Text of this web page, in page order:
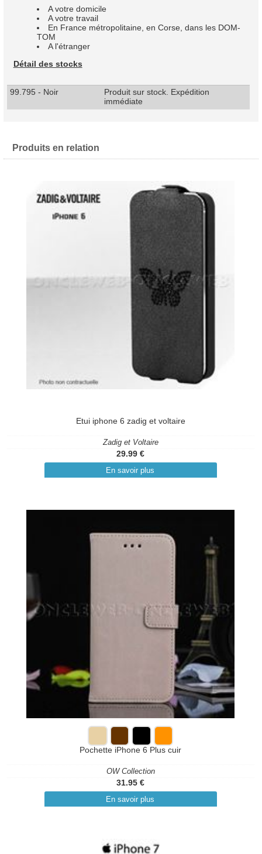
A votre domicile
A votre travail
En France métropolitaine, en Corse, dans les DOM-
TOM
A l'étranger
Détail des stocks
99.795 - Noir
Produit sur stock. Expédition
immédiate
Produits en relation
Etui iphone 6 zadig et voltaire
Zadig et Voltaire
29.99 €
En savoir plus
Pochette iPhone 6 Plus cuir
OW Collection
31.95 €
En savoir plus